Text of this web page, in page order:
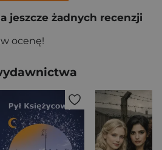
jeszcze żadnych recenzji
ocenę!